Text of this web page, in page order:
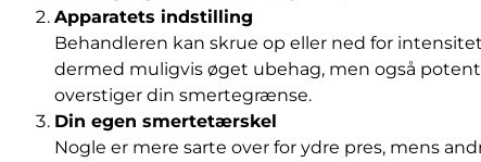
Apparatets indstilling
Behandleren kan skrue op eller ned for
dermed muligvis øget ubehag, men også
overstiger din smertegrænse.
Din egen smertetærskel
Nogle er mere sarte over for ydre pres, mens